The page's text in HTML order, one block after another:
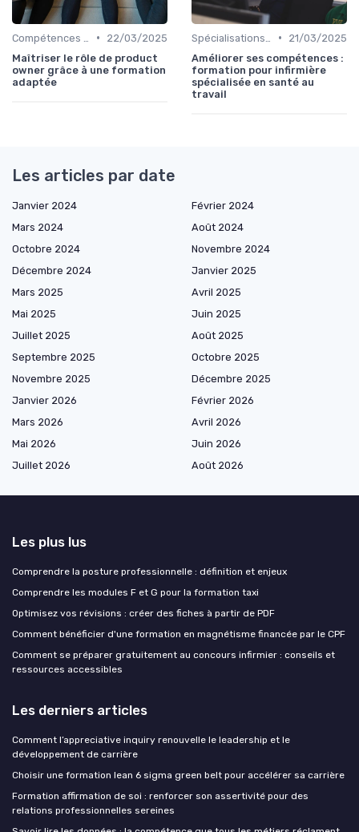
•
22/03/2025
Maîtriser le rôle de product
owner grâce à une formation
adaptée
•
21/03/2025
Améliorer ses compétences :
formation pour infirmière
spécialisée en santé au
travail
Les articles par date
Janvier 2024
Février 2024
Mars 2024
Août 2024
Octobre 2024
Novembre 2024
Décembre 2024
Janvier 2025
Mars 2025
Avril 2025
Mai 2025
Juin 2025
Juillet 2025
Août 2025
Septembre 2025
Octobre 2025
Novembre 2025
Décembre 2025
Janvier 2026
Février 2026
Mars 2026
Avril 2026
Mai 2026
Juin 2026
Juillet 2026
Août 2026
Les plus lus
Comprendre la posture professionnelle : définition et enjeux
Comprendre les modules F et G pour la formation taxi
Optimisez vos révisions : créer des fiches à partir de PDF
Comment bénéficier d'une formation en magnétisme financée par le CPF
Comment se préparer gratuitement au concours infirmier : conseils et
ressources accessibles
Les derniers articles
Comment l’appreciative inquiry renouvelle le leadership et le
développement de carrière
Choisir une formation lean 6 sigma green belt pour accélérer sa carrière
Formation affirmation de soi : renforcer son assertivité pour des
relations professionnelles sereines